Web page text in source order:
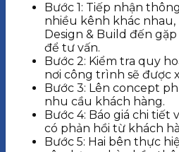
Bước 1: Tiếp nhận
nhiều kênh khác nhau,
Design & Build đến
để tư vấn.
Bước 2: Kiểm tra quy
nơi công trình sẽ được
Bước 3: Lên concept
nhu cầu khách hàng.
Bước 4: Báo giá chi tiết
có phản hồi từ khách
Bước 5: Hai bên thực